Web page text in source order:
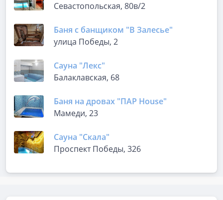
Севастопольская, 80в/2
Баня с банщиком "В Залесье"
улица Победы, 2
Сауна "Лекс"
Балаклавская, 68
Баня на дровах "ПАР House"
Мамеди, 23
Сауна "Скала"
Проспект Победы, 326